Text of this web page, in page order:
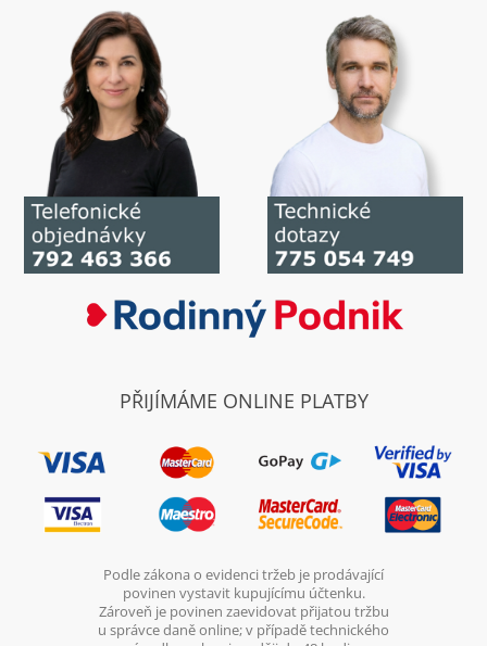
PŘIJÍMÁME ONLINE PLATBY
Podle zákona o evidenci tržeb je prodávající
povinen vystavit kupujícímu účtenku.
Zároveň je povinen zaevidovat přijatou tržbu
u správce daně online; v případě technického